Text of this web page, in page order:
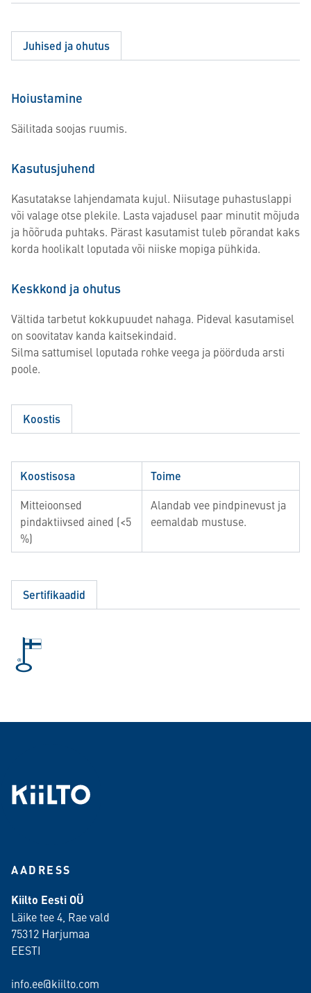
Juhised ja ohutus
Hoiustamine
Säilitada soojas ruumis.
Kasutusjuhend
Kasutatakse lahjendamata kujul. Niisutage puhastuslappi
või valage otse plekile. Lasta vajadusel paar minutit mõjuda
ja hõõruda puhtaks. Pärast kasutamist tuleb põrandat kaks
korda hoolikalt loputada või niiske mopiga pühkida.
Keskkond ja ohutus
Vältida tarbetut kokkupuudet nahaga. Pideval kasutamisel
on soovitatav kanda kaitsekindaid.
Silma sattumisel loputada rohke veega ja pöörduda arsti
poole.
Koostis
Koostisosa Toime
Mitteioonsed
pindaktiivsed ained (<5
%)
Alandab vee pindpinevust ja
eemaldab mustuse.
Sertifikaadid
AADRESS
Kiilto Eesti OÜ
Läike tee 4, Rae vald
75312 Harjumaa
EESTI
info.ee@kiilto.com